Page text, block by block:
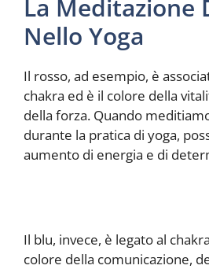
La Meditazione
Nello Yoga
Il rosso, ad esempio, è
chakra ed è il colore della
della forza. Quando
durante la pratica di yoga,
aumento di energia e di
Il blu, invece, è legato al
colore della comunicazione,